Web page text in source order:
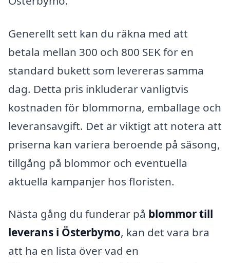
Generellt sett kan du räkna med att
betala mellan 300 och 800 SEK för en
standard bukett som levereras samma
dag. Detta pris inkluderar vanligtvis
kostnaden för blommorna, emballage och
leveransavgift. Det är viktigt att notera att
priserna kan variera beroende på säsong,
tillgång på blommor och eventuella
aktuella kampanjer hos floristen.
Nästa gång du funderar på blommor till
leverans i Österbymo, kan det vara bra
att ha en lista över vad en